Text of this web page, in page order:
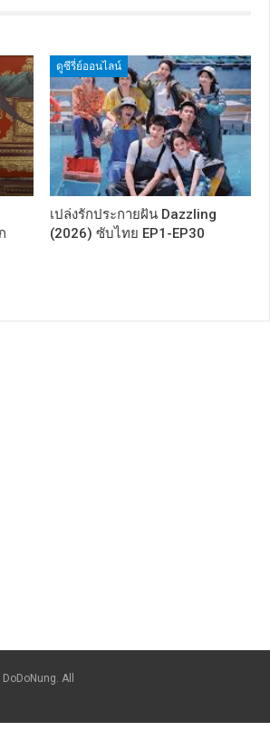
ดูซีรี่ย์ออนไลน์
เปล่งรักประกายฝัน Dazzling
(2026) ซับไทย EP1-EP30
All